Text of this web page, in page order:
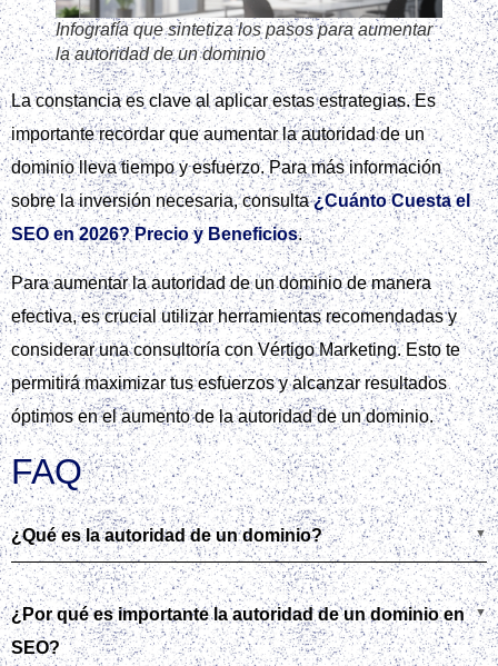
Infografía que sintetiza los pasos para aumentar
la autoridad de un dominio
La constancia es clave al aplicar estas estrategias. Es
importante recordar que aumentar la autoridad de un
dominio lleva tiempo y esfuerzo. Para más información
sobre la inversión necesaria, consulta¿Cuánto Cuesta el
SEO en 2026? Precio y Beneficios.
Para aumentar la autoridad de un dominio de manera
efectiva, es crucial utilizar herramientas recomendadas y
considerar una consultoría con Vértigo Marketing. Esto te
permitirá maximizar tus esfuerzos y alcanzar resultados
óptimos en el aumento de la autoridad de un dominio.
FAQ
¿Qué es la autoridad de un dominio?
¿Por qué es importante la autoridad de un dominio en
SEO?